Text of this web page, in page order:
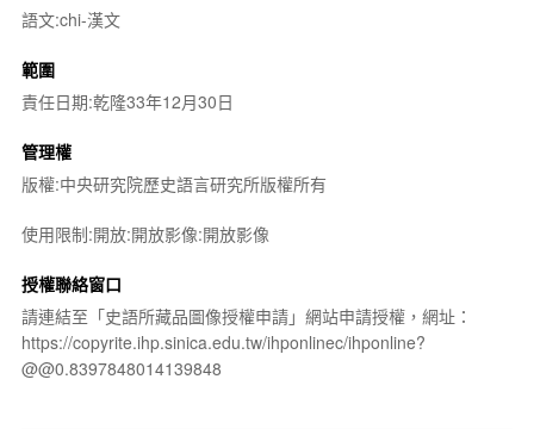
語文:chi-漢文
範圍
責任日期:乾隆33年12月30日
管理權
版權:中央研究院歷史語言研究所版權所有
使用限制:開放:開放影像:開放影像
授權聯絡窗口
請連結至「史語所藏品圖像授權申請」網站申請授權，網址：
https://copyrite.ihp.sinica.edu.tw/ihponlinec/ihponline?
@@0.8397848014139848